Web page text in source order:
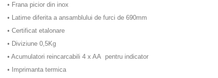
• Frana picior din inox
• Latime diferita a ansamblului de furci de 690mm
• Certificat etalonare
• Diviziune 0,5Kg
• Acumulatori reincarcabili 4 x AA pentru indicator
• Imprimanta termica